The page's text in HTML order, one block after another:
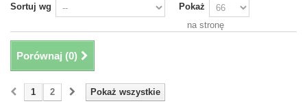
Sortuj wg
Pokaż
na stronę
Porównaj (0)
Pokaż wszystkie
1 2